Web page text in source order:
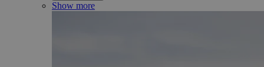
Show more